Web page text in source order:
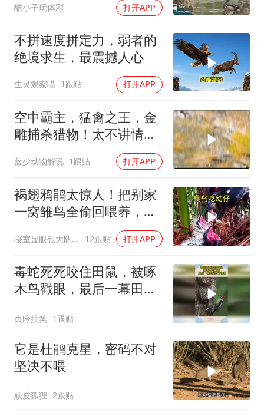
命案逃犯躲进深山21年活得像野人
Meta重新支棱起来了吗
东方之约 相约未来
酷小子玩体彩 打开APP
不拼速度拼定力，弱者的
绝境求生，最震撼人心
生灵观察喵 1跟贴 打开APP
空中霸主，猛禽之王，金
雕捕杀猎物！太不讲情面
蓝少动物解说 1跟贴 打开APP
褐翅鸦鹃太惊人！把别家
一窝雏鸟全偷回喂养，自
寝室显眼包大队长 12跟贴 打开APP
毒蛇死死咬住田鼠，被啄
木鸟戳眼，最后一幕田鼠
贞吟搞笑 1跟贴
它是杜鹃克星，密码不对
坚决不喂
顽皮狐狸 2跟贴